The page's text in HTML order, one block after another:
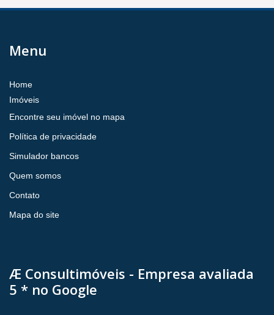
Menu
Home
Imóveis
Encontre seu imóvel no mapa
Política de privacidade
Simulador bancos
Quem somos
Contato
Mapa do site
Æ Consultimóveis - Empresa avaliada
5 * no Google